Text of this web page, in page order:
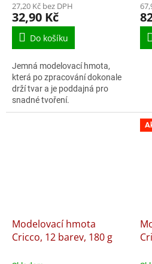
27,20 Kč bez DPH
32,90 Kč
Do košíku
Jemná modelovací hmota,
která po zpracování dokonale
drží tvar a je poddajná pro
snadné tvoření.
Modelovací hmota
Cricco, 12 barev, 180 g